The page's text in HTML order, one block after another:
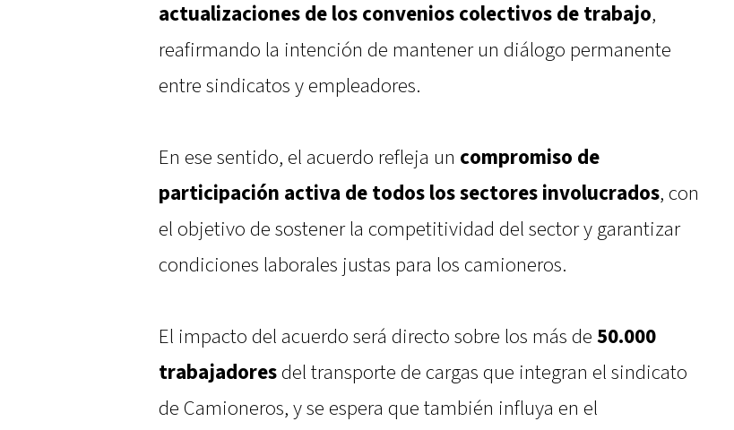
actualizaciones de los convenios colectivos de trabajo,
reafirmando la intención de mantener un diálogo permanente
entre sindicatos y empleadores.
En ese sentido, el acuerdo refleja un compromiso de
participación activa de todos los sectores involucrados, con
el objetivo de sostener la competitividad del sector y garantizar
condiciones laborales justas para los camioneros.
El impacto del acuerdo será directo sobre los más de 50.000
trabajadoresdel transporte de cargas que integran el sindicato
de Camioneros, y se espera que también influya en el